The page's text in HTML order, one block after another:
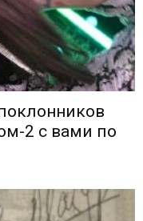
2 с вами по